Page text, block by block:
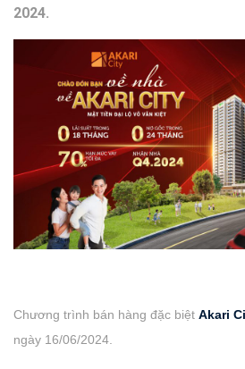
2024.
Chương trình bán hàng đặc biệt Akari
ngày 16/06/2024.